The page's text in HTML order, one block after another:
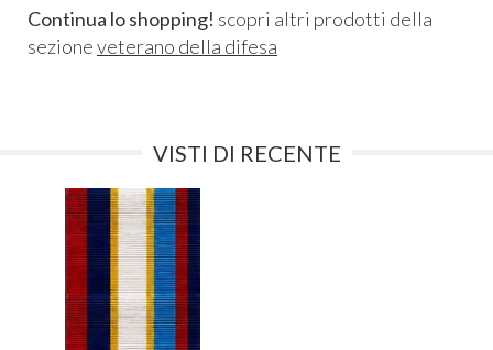
Continua lo shopping! scopri altri prodotti della
sezioneveterano della difesa
VISTI DI RECENTE